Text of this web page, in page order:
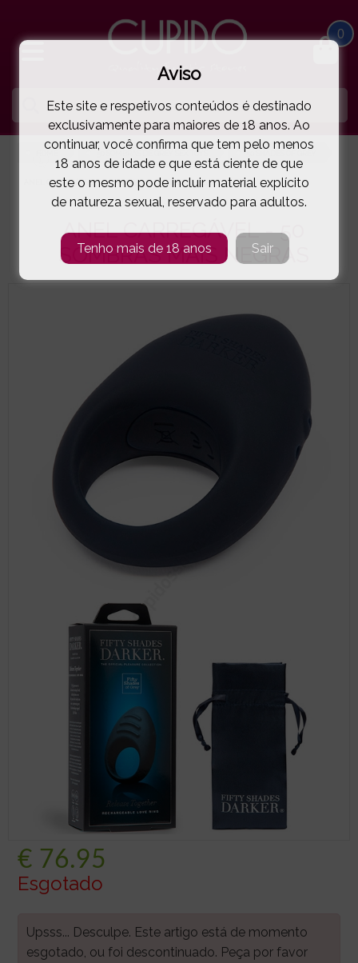
0
50 SOMBRAS DE GREY SEX TOYS
ANEL CARREGÁVEL - 50 SOMBRAS MAIS NEGRAS ( 44-27433 )
ANEL CARREGÁVEL - 50
SOMBRAS MAIS NEGRAS
€ 76.95
Esgotado
Upsss... Desculpe. Este artigo está de momento
esgotado, ou foi descontinuado. Peça por favor
Aviso
Este site e respetivos conteúdos é destinado
exclusivamente para maiores de 18 anos. Ao
continuar, você confirma que tem pelo menos
18 anos de idade e que está ciente de que
este o mesmo pode incluir material explícito
de natureza sexual, reservado para adultos.
Tenho mais de 18 anos Sair